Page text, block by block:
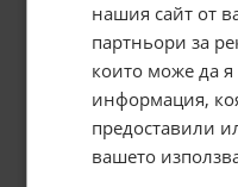
нашия сайт от
партньори за
които може да
информация,
предоставили
вашето
грабнете